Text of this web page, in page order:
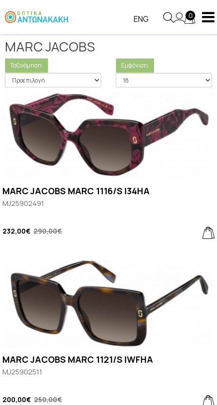
ENG 0
Κατασκευαστής
MARC JACOBS
Ταξινόμηση: Εμφάνιση:
MARC JACOBS MARC 1116/S I34HA
MJ25902491
232,00€ 290,00€
MARC JACOBS MARC 1121/S IWFHA
MJ25902511
200,00€ 250,00€